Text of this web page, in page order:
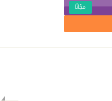
مجّانًا